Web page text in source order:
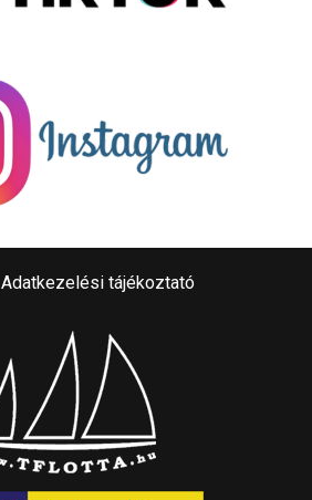
Adatkezelési tájékoztató